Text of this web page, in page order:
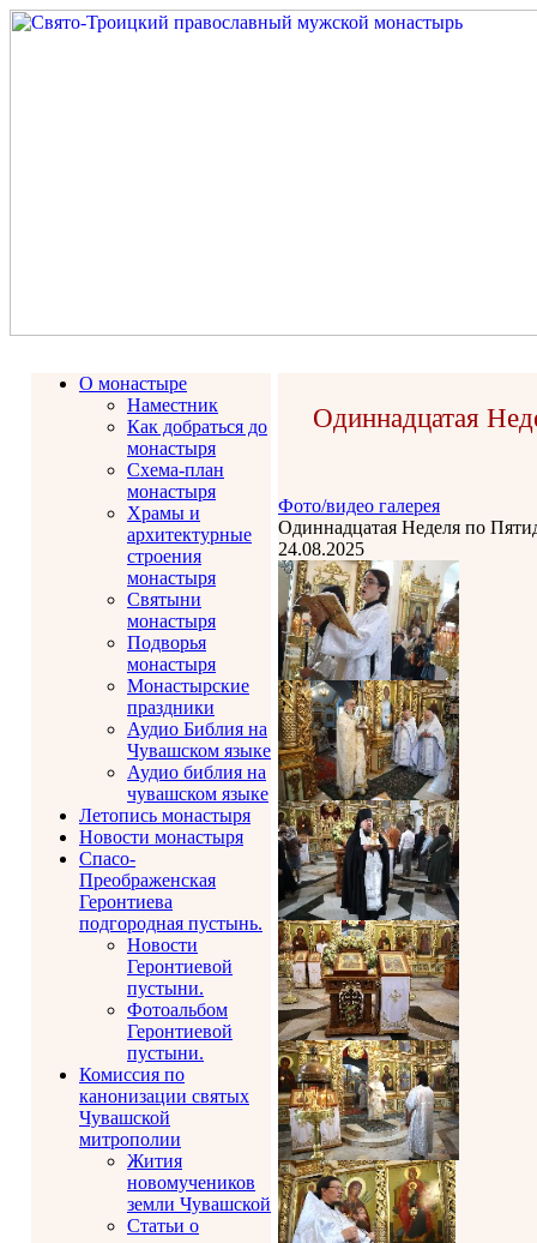
О монастыре
Наместник
Как добраться до
монастыря
Схема-план
монастыря
Храмы и
архитектурные
строения
монастыря
Святыни
монастыря
Подворья
монастыря
Монастырские
праздники
Аудио Библия на
Чувашском языке
Аудио библия на
чувашском языке
Летопись монастыря
Новости монастыря
Спасо-
Преображенская
Геронтиева
подгородная пустынь.
Новости
Геронтиевой
пустыни.
Фотоальбом
Геронтиевой
пустыни.
Комиссия по
канонизации святых
Чувашской
митрополии
Жития
новомучеников
земли Чувашской
Статьи о
Одиннадцатая
Фото/видео галерея
Одиннадцатая Неделя по
24.08.2025